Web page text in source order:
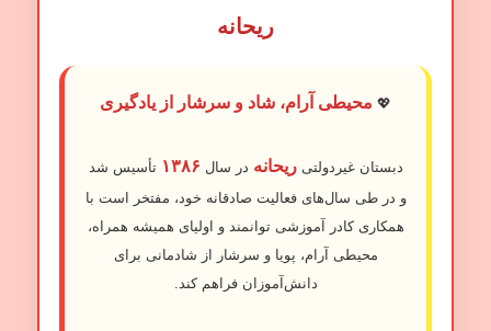
ریحانه
💖 محیطی آرام، شاد و سرشار از یادگیری
دبستان غیردولتیریحانه در سال ۱۳۸۶ تأسیس شد
و در طی سال‌های فعالیت صادقانه خود، مفتخر است با
همکاری کادر آموزشی توانمند و اولیای همیشه همراه،
محیطی آرام، پویا و سرشار از شادمانی برای
دانش‌آموزان فراهم کند.